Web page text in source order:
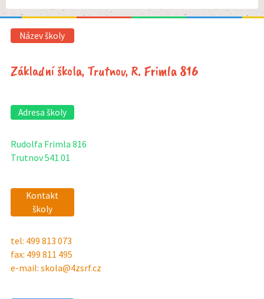
Název školy
Základní škola, Trutnov, R. Frimla 816
Adresa školy
Rudolfa Frimla 816
Trutnov 541 01
Kontakt
školy
tel: 499 813 073
fax: 499 811 495
e-mail: skola@4zsrf.cz